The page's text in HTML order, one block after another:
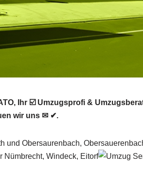
Ihr ☑️ Umzugsprofi &
wir uns ✉ ✔.